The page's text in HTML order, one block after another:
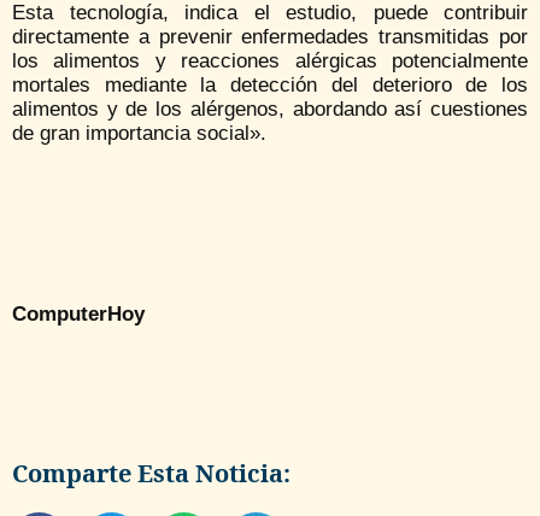
Esta tecnología, indica el estudio, puede contribuir
directamente a prevenir enfermedades transmitidas por
los alimentos y reacciones alérgicas potencialmente
mortales mediante la detección del deterioro de los
alimentos y de los alérgenos, abordando así cuestiones
de gran importancia social».
ComputerHoy
Comparte Esta Noticia: